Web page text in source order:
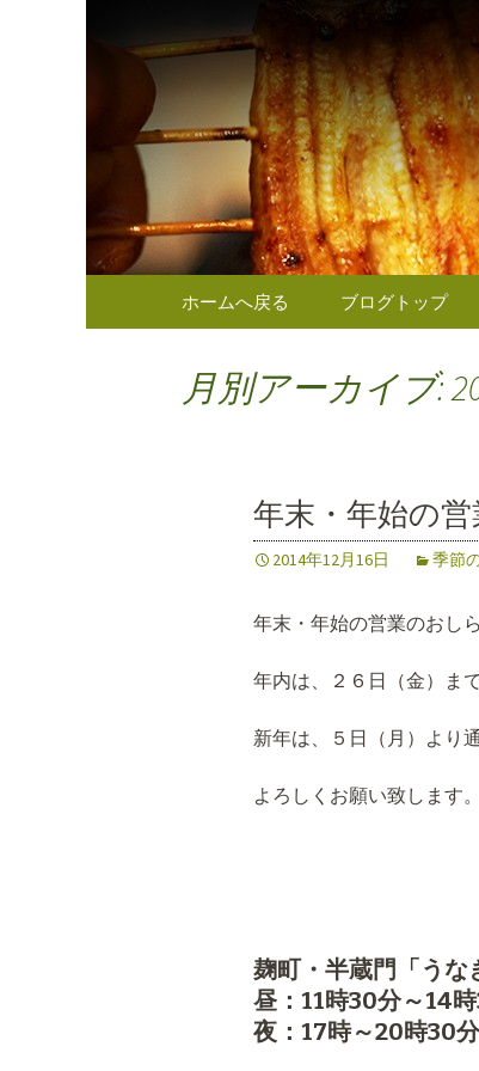
東京（
のお知
東京（麹町／半蔵門
コンテンツへ移動
ホームへ戻る ブログトップ
月別アーカイブ:
年末・年始の
2014年12月16日 季節
年末・年始の営業のおし
年内は、２６日（金）ま
新年は、５日（月）より
よろしくお願い致します。
麹町・半蔵門「うな
昼：11時30分～14時
夜：17時～20時30分